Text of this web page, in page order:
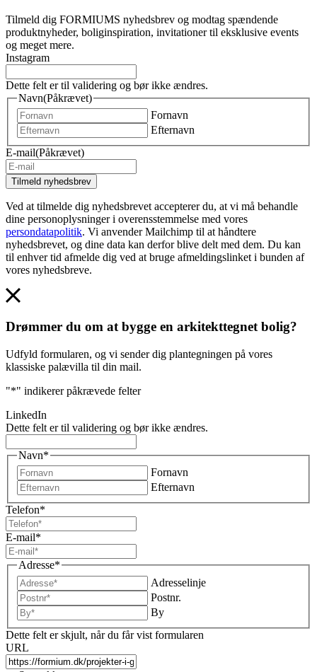
Tilmeld dig FORMIUMS nyhedsbrev og modtag spændende
produktnyheder, boliginspiration, invitationer til eksklusive events
og meget mere.
Instagram
Dette felt er til validering og bør ikke ændres.
Navn(Påkrævet)
Fornavn
Efternavn
E-mail(Påkrævet)
Ved at tilmelde dig nyhedsbrevet accepterer du, at vi må behandle
dine personoplysninger i overensstemmelse med vores
persondatapolitik. Vi anvender Mailchimp til at håndtere
nyhedsbrevet, og dine data kan derfor blive delt med dem. Du kan
til enhver tid afmelde dig ved at bruge afmeldingslinket i bunden af
vores nyhedsbreve.
Drømmer du om at bygge en arkitekttegnet bolig?
Udfyld formularen, og vi sender dig plantegningen på vores
klassiske palævilla til din mail.
"*" indikerer påkrævede felter
LinkedIn
Dette felt er til validering og bør ikke ændres.
Navn*
Fornavn
Efternavn
Telefon*
E-mail*
Adresse*
Adresselinje
Postnr.
By
Dette felt er skjult, når du får vist formularen
URL